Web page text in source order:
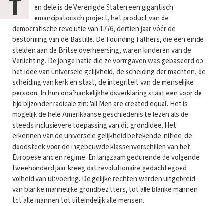
T
en dele is de Verenigde Staten een gigantisch
emancipatorisch project, het product van de
democratische revolutie van 1776, dertien jaar vóór de
bestorming van de Bastille. De Founding Fathers, die een einde
stelden aan de Britse overheersing, waren kinderen van de
Verlichting. De jonge natie die ze vormgaven was gebaseerd op
het idee van universele gelijkheid, de scheiding der machten, de
scheiding van kerk en staat, de integriteit van de menselijke
persoon. In hun onafhankelijkheidsverklaring staat een voor de
tijd bijzonder radicale zin: 'all Men are created equal'. Het is
mogelijk de hele Amerikaanse geschiedenis te lezen als de
steeds inclusievere toepassing van dit grondidee. Het
erkennen van de universele gelijkheid betekende initieel de
doodsteek voor de ingebouwde klassenverschillen van het
Europese ancien régime. En langzaam gedurende de volgende
tweehonderd jaar kreeg dat revolutionaire gedachtegoed
volheid van uitvoering. De gelijke rechten werden uitgebreid
van blanke mannelijke grondbezitters, tot alle blanke mannen
tot alle mannen tot uiteindelijk alle mensen.